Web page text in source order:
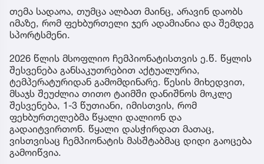
თემა სადაოა, თუმცა ალბათ მაინც, არავინ დაობს
იმაზე, რომ ფეხბურთელი ჯერ ადამიანია და შემდეგ
სპორტსმენი.
2026 წლის მსოფლიო ჩემპიონატისთვის ე.წ. წყლის
შესვენება განსაკუთრებით აქტუალურია,
ტემპერატურიდან გამომდინარე. წესის მიხედვით,
მსაჯს შეუძლია თითო ტაიმში დანიშნოს მოკლე
შესვენება, 1-3 წუთიანი, იმისთვის, რომ
ფეხბურთელებმა წყალი დალიონ და
გადაიტვირთონ. წყალი დასჭირდათ მათაც,
ვისთვისაც ჩემპიონატის მასშტაბმაც დიდი გაოცება
გამოიწვია.